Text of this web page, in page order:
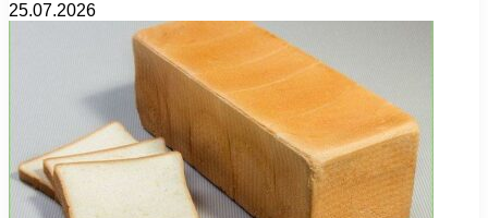
25.07.2026